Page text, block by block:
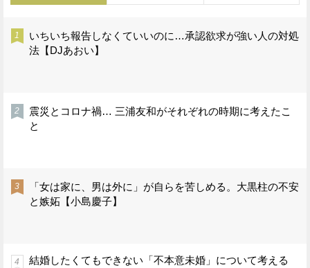
いちいち報告しなくていいのに…承認欲求が強い人の対処
法【DJあおい】
震災とコロナ禍… 三浦友和がそれぞれの時期に考えたこ
と
「女は家に、男は外に」が自らを苦しめる。大黒柱の不安
と嫉妬【小島慶子】
結婚したくてもできない「不本意未婚」について考える